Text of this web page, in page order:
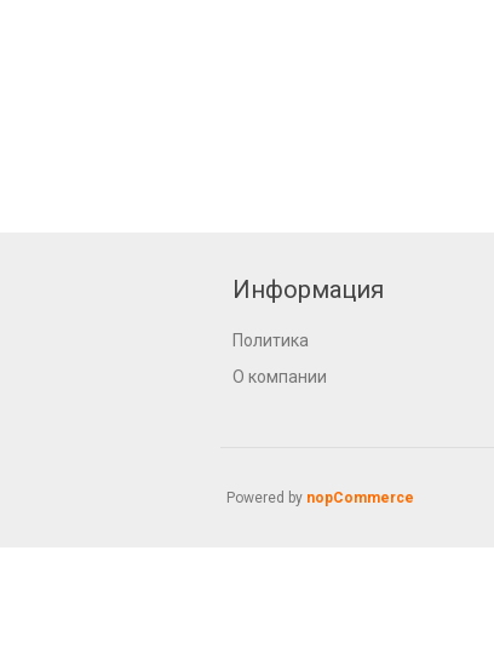
Информация
Политика
О компании
Powered by nopCommerce